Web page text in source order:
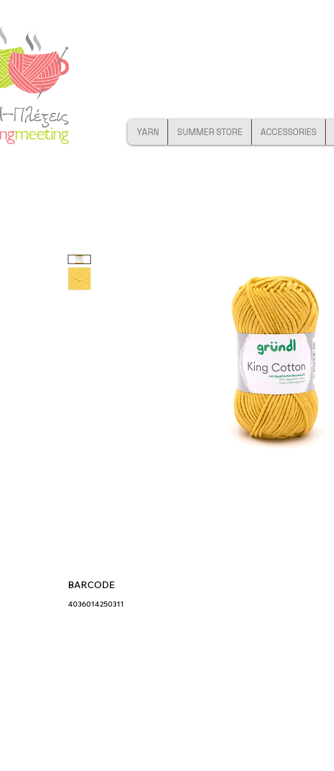
YARN SUMMER STORE ACCESSORIES
BARCODE
4036014250311